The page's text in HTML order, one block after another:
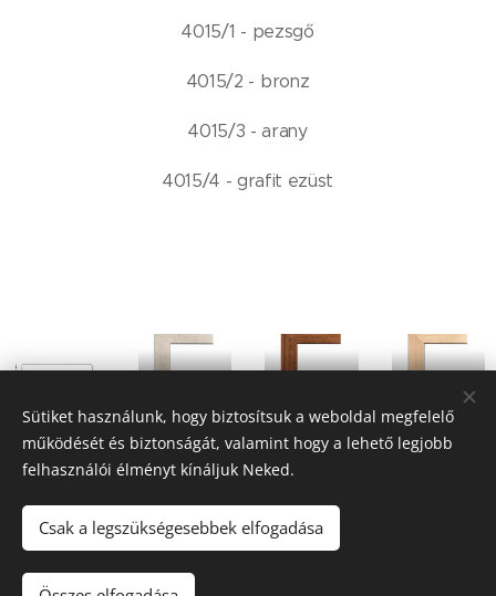
4015/1 - pezsgő
4015/2 - bronz
4015/3 - arany
4015/4 - grafit ezüst
4015/3
4015/4 4015/12 4015/13
Sütiket használunk, hogy biztosítsuk a weboldal megfelelő
működését és biztonságát, valamint hogy a lehető legjobb
felhasználói élményt kínáljuk Neked.
Csak a legszükségesebbek elfogadása